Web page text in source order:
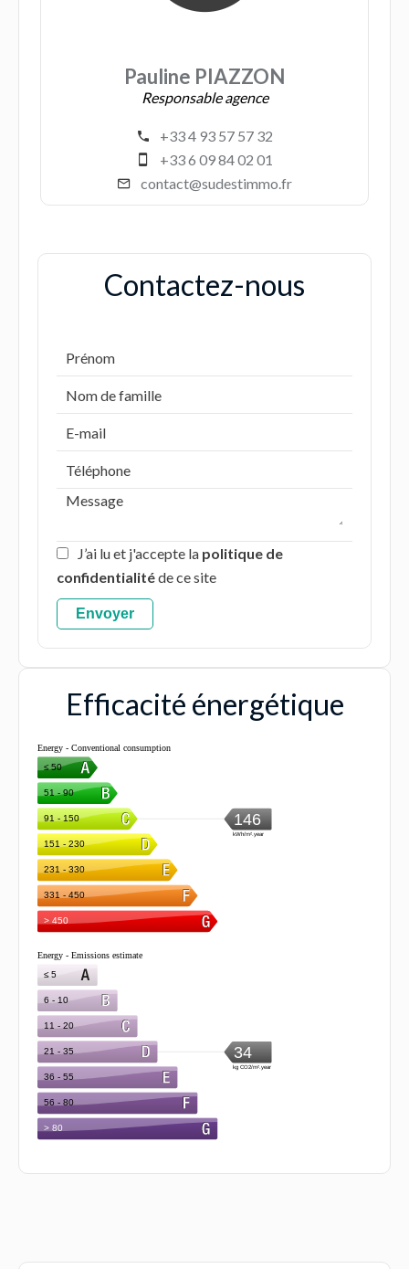
Pauline PIAZZON
Responsable agence
+33 4 93 57 57 32
+33 6 09 84 02 01
contact@sudestimmo.fr
Contactez-nous
J’ai lu et j'accepte la politique de
confidentialitéde ce site
Envoyer
Efficacité énergétique